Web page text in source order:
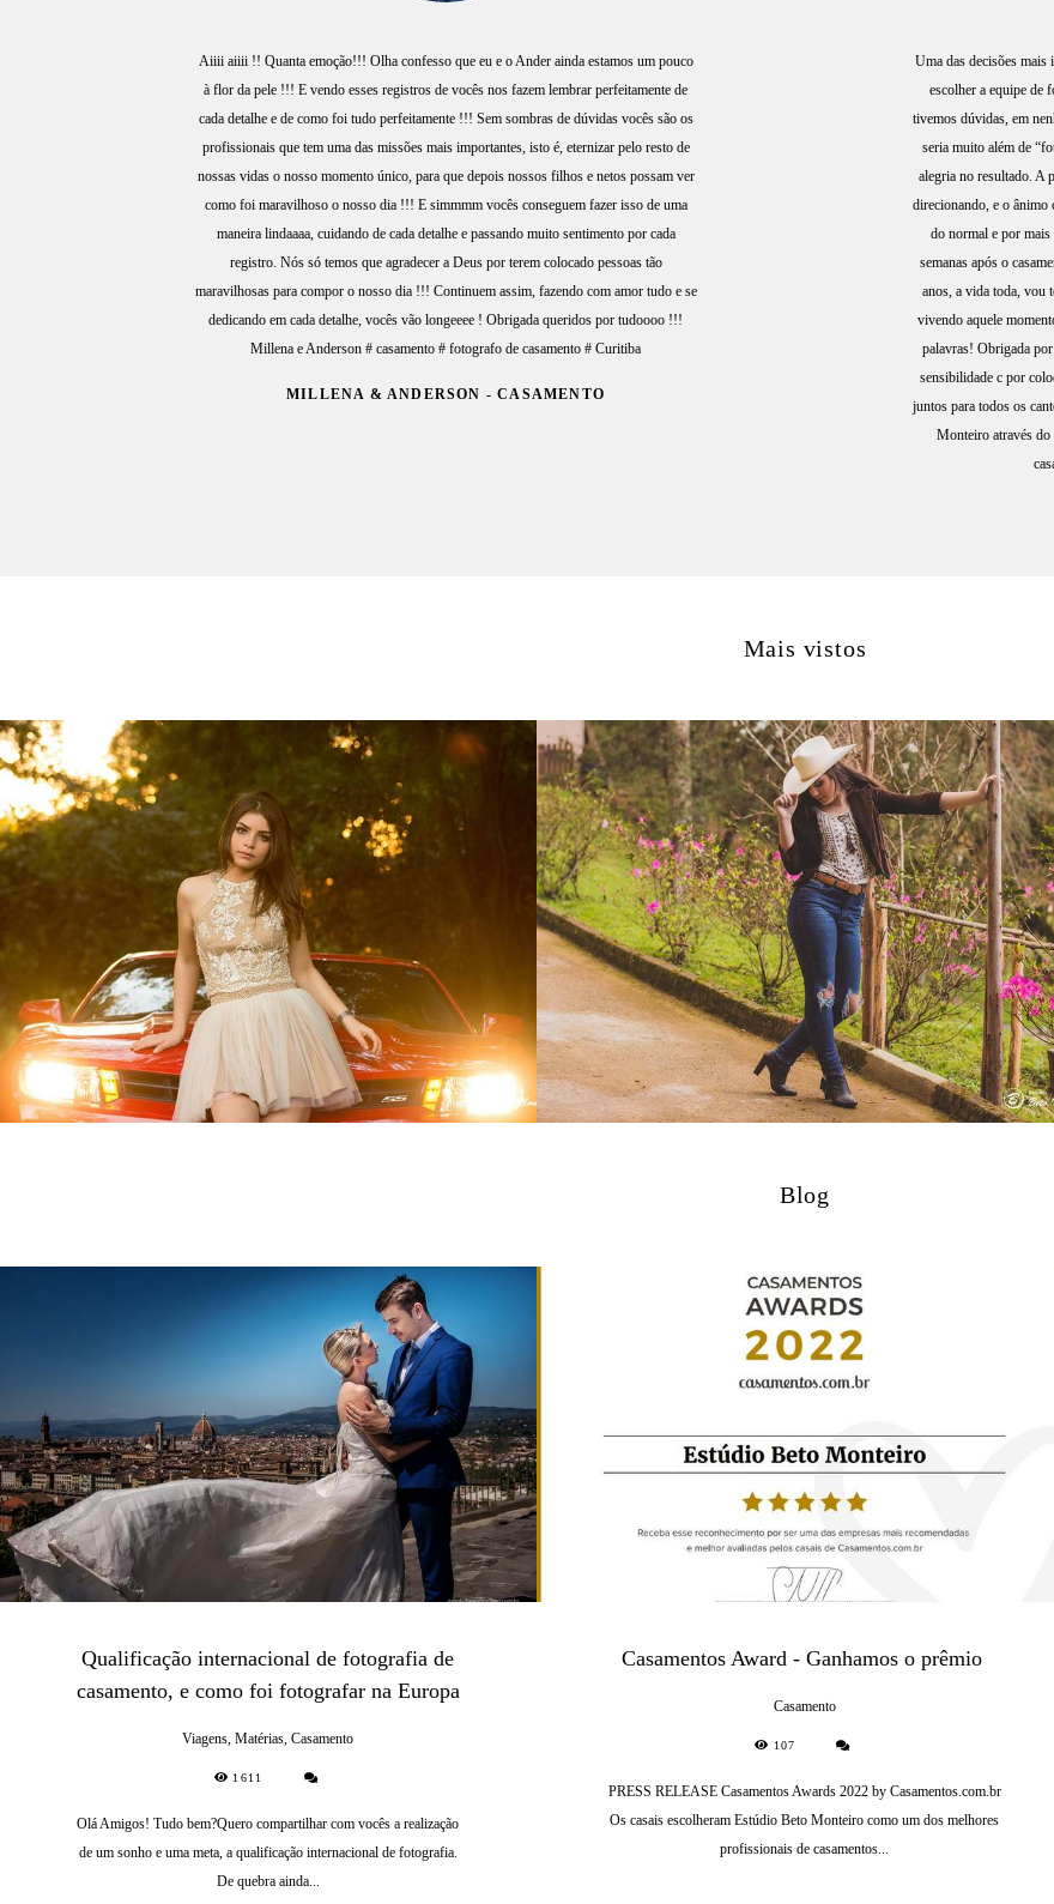
Aiiii aiiii !! Quanta emoção!!! Olha confesso que eu e o Ander ainda estamos um pouco
à flor da pele !!! E vendo esses registros de vocês nos fazem lembrar perfeitamente de
cada detalhe e de como foi tudo perfeitamente !!! Sem sombras de dúvidas vocês são os
profissionais que tem uma das missões mais importantes, isto é, eternizar pelo resto de
nossas vidas o nosso momento único, para que depois nossos filhos e netos possam ver
como foi maravilhoso o nosso dia !!! E simmmm vocês conseguem fazer isso de uma
maneira lindaaaa, cuidando de cada detalhe e passando muito sentimento por cada
registro. Nós só temos que agradecer a Deus por terem colocado pessoas tão
maravilhosas para compor o nosso dia !!! Continuem assim, fazendo com amor tudo e se
dedicando em cada detalhe, vocês vão longeeee ! Obrigada queridos por tudoooo !!!
Millena e Anderson # casamento # fotografo de casamento # Curitiba
MILLENA & ANDERSON - CASAMENTO
Uma das decisões mais
escolher a equipe de
tivemos dúvidas, em
seria muito além de
alegria no resultado. A
direcionando, e o
do normal e por
semanas após o
anos, a vida toda, vou
vivendo aquele
palavras! Obrigada
sensibilidade c por
juntos para todos os
Monteiro através
Mais vistos
29561 5 12839 48
Blog
Qualificação internacional de fotografia de
casamento, e como foi fotografar na Europa
Viagens, Matérias, Casamento
1611
Olá Amigos! Tudo bem?Quero compartilhar com vocês a realização
de um sonho e uma meta, a qualificação internacional de fotografia.
De quebra ainda...
Casamentos Award - Ganhamos o prêmio
Casamento
107
PRESS RELEASE Casamentos Awards 2022 by Casamentos.com.br
Os casais escolheram Estúdio Beto Monteiro como um dos melhores
profissionais de casamentos...